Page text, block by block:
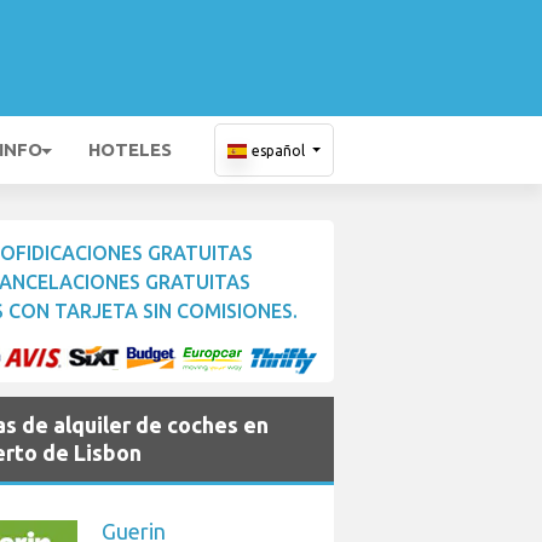
HOTELES español
GRATUITAS
GRATUITAS
CON TARJETA SIN COMISIONES.
de alquiler de coches en
de Lisbon
Guerin